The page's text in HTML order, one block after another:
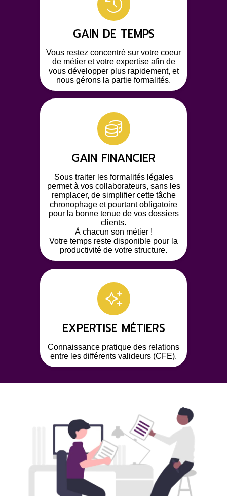
GAIN DE TEMPS
Vous restez concentré sur votre coeur
de métier et votre expertise afin de
vous développer plus rapidement, et
nous gérons la partie formalités.
GAIN FINANCIER
Sous traiter les formalités légales
permet à vos collaborateurs, sans les
remplacer, de simplifier cette tâche
chronophage et pourtant obligatoire
pour la bonne tenue de vos dossiers
clients.
À chacun son métier !
Votre temps reste disponible pour la
productivité de votre structure.
EXPERTISE MÉTIERS
Connaissance pratique des relations
entre les différents valideurs (CFE).